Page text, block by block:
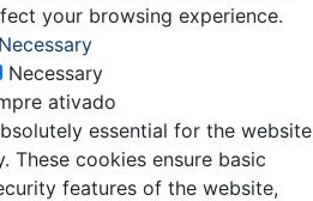
your browsing experience.
Necessary
Necessary
ativado
essential for the website
These cookies ensure basic
features of the website,